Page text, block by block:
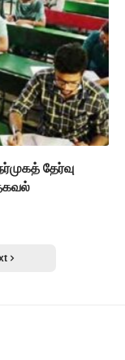
தேர்வு